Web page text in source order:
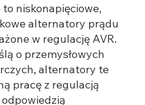
niskonapięciowe,
alternatory prądu
w regulację AVR.
o przemysłowych
alternatory te
pracę z regulacją